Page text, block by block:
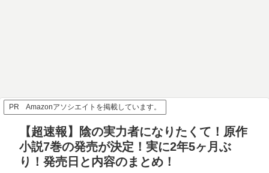
PR Amazonアソシエイトを掲載しています。
【超速報】陰の実力者になりたくて！原作
小説7巻の発売が決定！実に2年5ヶ月ぶ
り！発売日と内容のまとめ！